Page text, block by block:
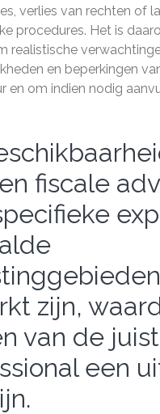
verlies van rechten of
procedures. Het is
realistische
en beperkingen
en om indien nodig
fiscale
zijn,
van de
een